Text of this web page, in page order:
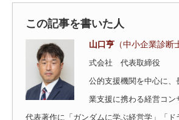
この記事を書いた人
山口亨 （中小企業診断
式会社 代表取締役
公的支援機関を中心に、
業支援に携わる経営コン
代表著作に「ガンダムに学ぶ経営学」「